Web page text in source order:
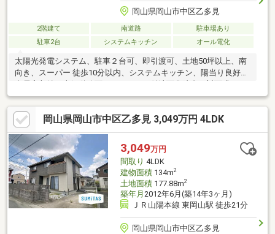
岡山県岡山市中区乙多見
2階建て 南道路
駐車場あり
駐車2台
システムキッチン オール電化
太陽光発電システム、駐車２台可、即引渡可、土地50坪以上、南
向き、スーパー 徒歩10分以内、システムキッチン、陽当り良好、
チン、２階建、南面バルコニー、全室南向き、温水洗浄便座、床
下収納、浴室に窓、ウォークインクローゼット、ＩＨクッキング
ヒーター、平坦地、食器洗乾燥機、オール電化
岡山県岡山市中区乙多見 3,049万円 4LDK
3,049万円
間取り 4LDK
建物面積134m2
土地面積177.88m2
築年月 2012年6月(築14年3ヶ月)
ＪＲ山陽本線 東岡山駅 徒歩21分
岡山県岡山市中区乙多見